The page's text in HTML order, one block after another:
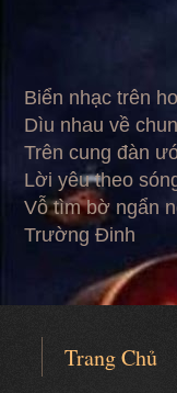
Biển nhạc trên
Dìu nhau về
Trên cung đàn
Lời yêu theo
Vỗ tìm bờ ngẩn
Trường Đinh
Trang Chủ